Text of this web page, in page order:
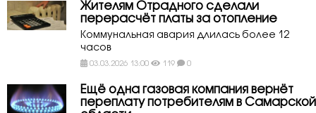
Жителям Отрадного сделали
перерасчёт платы за отопление
Коммунальная авария длилась более 12
часов
03.03.2026 13:00 119 0
Ещё одна газовая компания вернёт
переплату потребителям в Самарской